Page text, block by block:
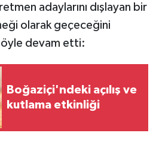
adaylarını dışlayan bir
olarak geçeceğini
devam etti:
Boğaziçi'ndeki açılış ve
kutlama etkinliği